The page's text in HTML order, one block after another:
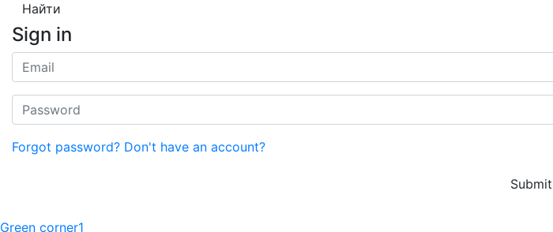
Найти
Sign in
Forgot password? Don't have an account?
Submit
Green corner1